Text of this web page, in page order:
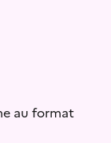
au format